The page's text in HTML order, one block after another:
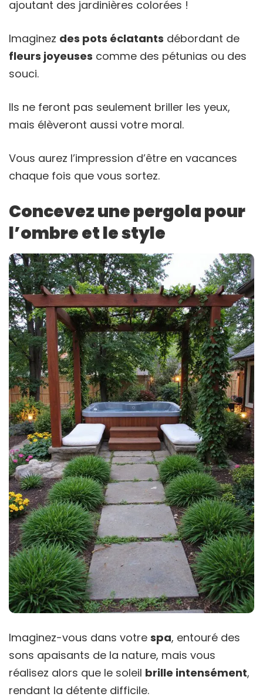
ajoutant des jardinières colorées !
Imaginez des pots éclatants débordant de
fleurs joyeuses comme des pétunias ou des
souci.
Ils ne feront pas seulement briller les yeux,
mais élèveront aussi votre moral.
Vous aurez l’impression d’être en vacances
chaque fois que vous sortez.
Concevez une pergola pour
l’ombre et le style
Imaginez-vous dans votre spa, entouré des
sons apaisants de la nature, mais vous
réalisez alors que le soleil brille intensément,
rendant la détente difficile.